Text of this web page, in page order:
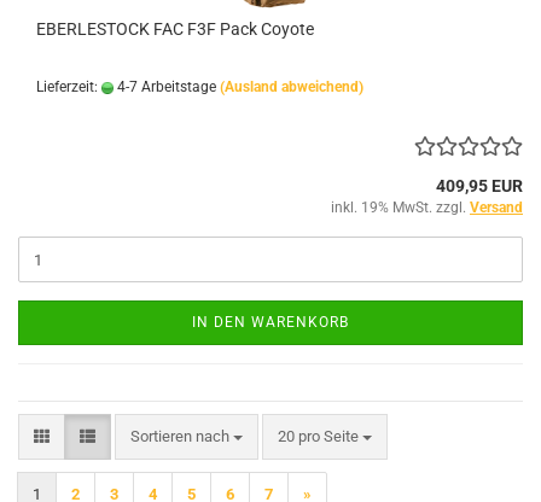
EBERLESTOCK FAC F3F Pack Coyote
Lieferzeit: 4-7 Arbeitstage (Ausland abweichend)
409,95 EUR
inkl. 19% MwSt. zzgl. Versand
IN DEN WARENKORB
Sortieren nach
Sortieren nach 20 pro Seite
pro Seite
1 2 3 4 5 6 7 »